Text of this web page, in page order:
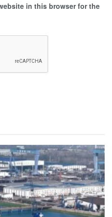
in this browser for the